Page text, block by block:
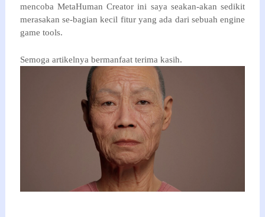
mencoba MetaHuman Creator ini saya seakan-akan sedikit
merasakan se-bagian kecil fitur yang ada dari sebuah engine
game tools.
Semoga artikelnya bermanfaat terima kasih.